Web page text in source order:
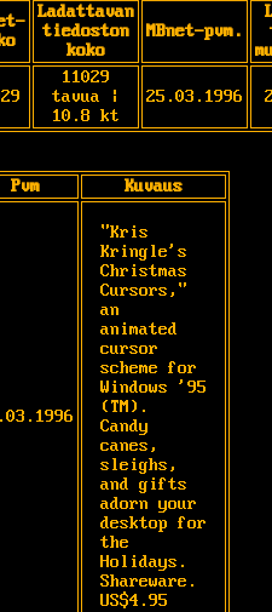
Ladattavan
tiedoston
koko
MBnet-pvm.
11029
tavua |
10.8 kt
25.03.1996
Pvm Kuvaus
"Kris
Kringle's
Christmas
Cursors,"
an
animated
cursor
scheme for
Windows '95
(TM).
Candy
canes,
sleighs,
and gifts
adorn your
desktop for
the
Holidays.
Shareware.
US$4.95